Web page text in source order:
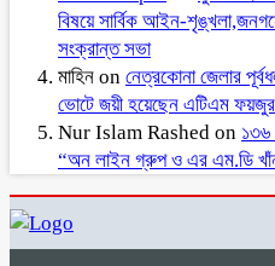
বিষয়ে সার্বিক আইন-
সংক্রান্ত সভা
মাহিন on নেত্রকোনা জেলার
ভোটে জয়ী হয়েছেন এটিএম
Nur Islam Rashed on ১৩৬
“অন লাইন গ্রুপ ও এর এম.ডি